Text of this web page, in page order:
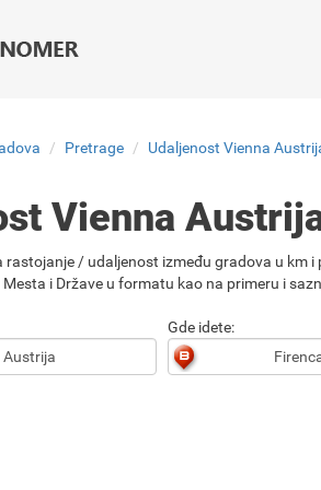
Pretrage Udaljenost Vienna
Vienna
rastojanje / udaljenost između gradova u km
i Države u formatu kao na primeru i
Gde idete: